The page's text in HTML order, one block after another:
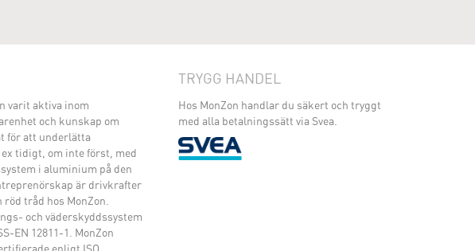
varit aktiva inom
och kunskap om
för att underlätta
tidigt, om inte först, med
i aluminium på den
är drivkrafter
tråd hos MonZon.
och väderskyddssystem
EN 12811-1. MonZon
TRYGG HANDEL
Hos MonZon handlar du säkert och tryggt
med alla betalningssätt via Svea.